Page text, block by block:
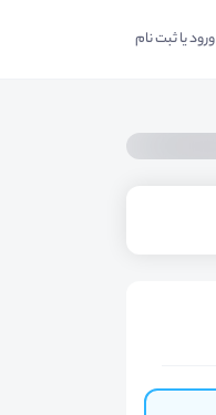
ورود یا ثبت نام